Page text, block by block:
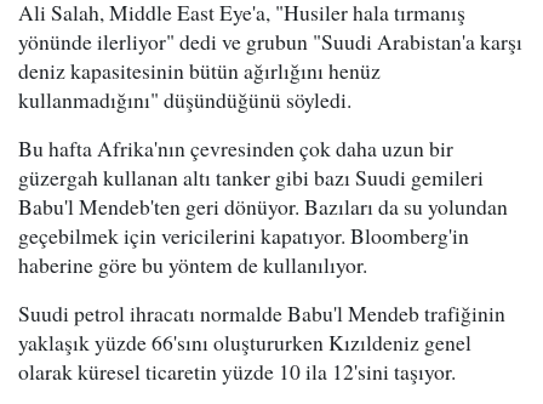
Ali Salah, Middle East Eye'a, "Husiler hala tırmanış
yönünde ilerliyor" dedi ve grubun "Suudi Arabistan'a karşı
deniz kapasitesinin bütün ağırlığını henüz
kullanmadığını" düşündüğünü söyledi.
Bu hafta Afrika'nın çevresinden çok daha uzun bir
güzergah kullanan altı tanker gibi bazı Suudi gemileri
Babu'l Mendeb'ten geri dönüyor. Bazıları da su yolundan
geçebilmek için vericilerini kapatıyor. Bloomberg'in
haberine göre bu yöntem de kullanılıyor.
Suudi petrol ihracatı normalde Babu'l Mendeb trafiğinin
yaklaşık yüzde 66'sını oluştururken Kızıldeniz genel
olarak küresel ticaretin yüzde 10 ila 12'sini taşıyor.